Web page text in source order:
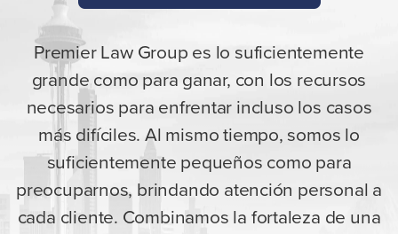
Premier Law Group es lo suficientemente
grande como para ganar, con los recursos
necesarios para enfrentar incluso los casos
más difíciles. Al mismo tiempo, somos lo
suficientemente pequeños como para
preocuparnos, brindando atención personal a
cada cliente. Combinamos la fortaleza de una